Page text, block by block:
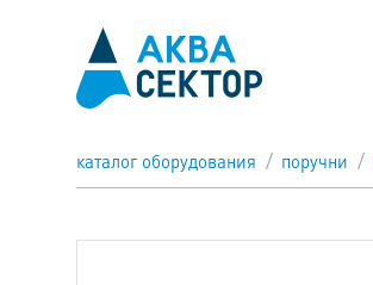
каталог оборудования поручни